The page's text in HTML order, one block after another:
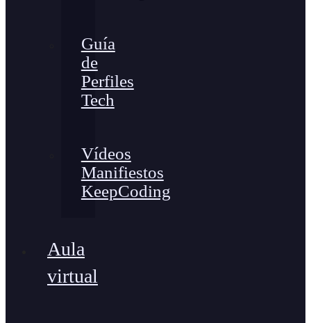
Guía
de
Perfiles
Tech
Vídeos
Manifiestos
KeepCoding
Aula
virtual